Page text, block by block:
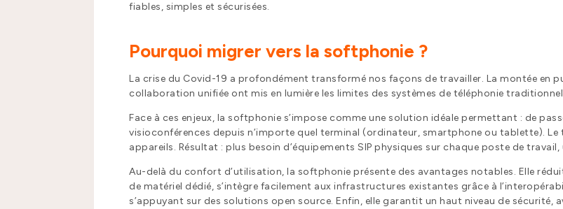
fiables, simples et sécurisées.
Pourquoi migrer vers la softphonie ?
La crise du Covid-19 a profondément transformé nos façons de travailler. La montée en
collaboration unifiée ont mis en lumière les limites des systèmes de téléphonie
Face à ces enjeux, la softphonie s’impose comme une solution idéale permettant : de
visioconférences depuis n’importe quel terminal (ordinateur, smartphone ou tablette).
appareils. Résultat : plus besoin d’équipements SIP physiques sur chaque poste de
Au-delà du confort d’utilisation, la softphonie présente des avantages notables. Elle
de matériel dédié, s’intègre facilement aux infrastructures existantes grâce à
s’appuyant sur des solutions open source. Enfin, elle garantit un haut niveau de